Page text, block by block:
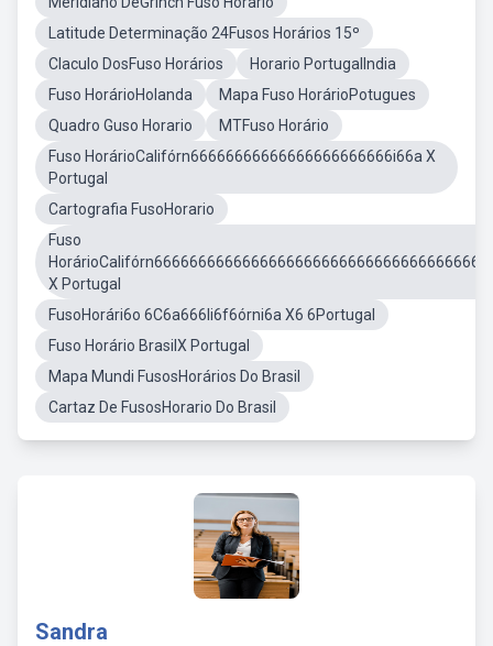
Latitude Determinação 24Fusos Horários 15º
Claculo DosFuso Horários
Horario PortugalIndia
Fuso HorárioHolanda
Mapa Fuso HorárioPotugues
Quadro Guso Horario
MTFuso Horário
Fuso HorárioCalifórn66666666666666666666666i66a X
Portugal
Cartografia FusoHorario
Fuso
X Portugal
FusoHorári6o 6C6a666li6f6órni6a X6 6Portugal
Fuso Horário BrasilX Portugal
Mapa Mundi FusosHorários Do Brasil
Cartaz De FusosHorario Do Brasil
Sandra